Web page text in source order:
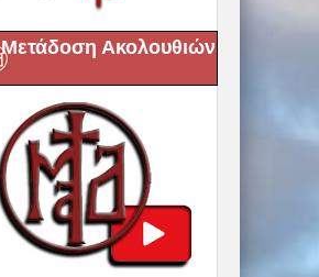
Μετάδοση Ακολουθιών